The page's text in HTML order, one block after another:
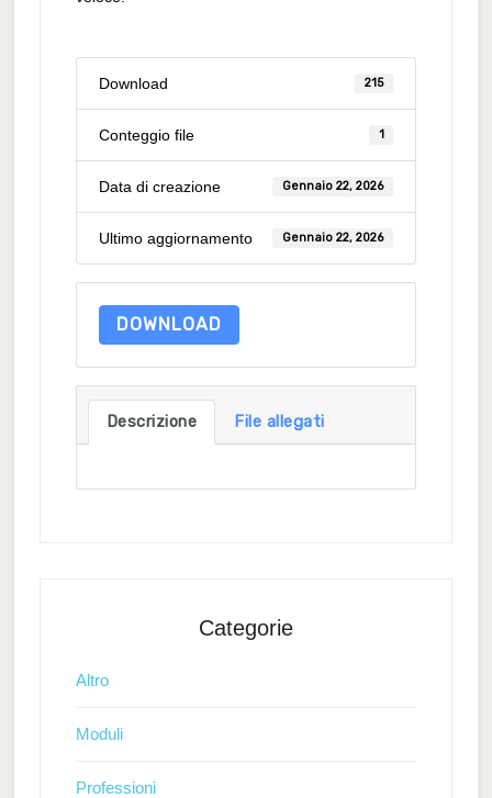
Download 215
Conteggio file 1
Data di creazione Gennaio 22, 2026
Ultimo aggiornamento Gennaio 22, 2026
DOWNLOAD
Descrizione File allegati
Categorie
Altro
Moduli
Professioni